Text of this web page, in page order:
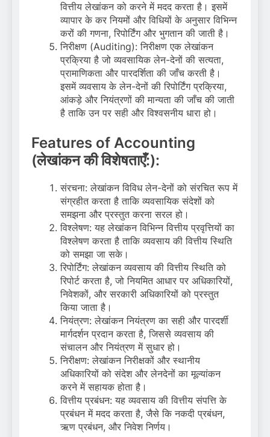
वित्तीय लेखांकन को करने में मदद करता है। इसमें
व्यापार के कर नियमों और विधियों के अनुसार विभिन्न
करों की गणना, रिपोर्टिंग और भुगतान की जाती है।
निरीक्षण (Auditing): निरीक्षण एक लेखांकन
प्रक्रिया है जो व्यवसायिक लेन-देनों की सत्यता,
प्रामाणिकता और पारदर्शिता की जाँच करती है।
इसमें व्यवसाय के लेन-देनों की रिपोर्टिंग प्रक्रिया,
आंकड़े और नियंत्रणों की मान्यता की जाँच की जाती
है ताकि उन पर सही और विश्वसनीय धारा हो।
Features of Accounting
(लेखांकन की विशेषताएँ:):
संरचना: लेखांकन विविध लेन-देनों को संरचित रूप में
संग्रहीत करता है ताकि व्यवसायिक संदेशों को
समझना और प्रस्तुत करना सरल हो।
विश्लेषण: यह लेखांकन विभिन्न वित्तीय प्रवृत्तियों का
विश्लेषण करता है ताकि व्यवसाय की वित्तीय स्थिति
को समझा जा सके।
रिपोर्टिंग: लेखांकन व्यवसाय की वित्तीय स्थिति को
रिपोर्ट करता है, जो नियमित आधार पर अधिकारियों,
निवेशकों, और सरकारी अधिकारियों को प्रस्तुत
किया जाता है।
नियंत्रण: लेखांकन नियंत्रण का सही और पारदर्शी
मार्गदर्शन प्रदान करता है, जिससे व्यवसाय की
संचालन और नियंत्रण में सुधार हो।
निरीक्षण: लेखांकन निरीक्षकों और स्थानीय
अधिकारियों को संदेश और लेनदेनों का मूल्यांकन
करने में सहायक होता है।
वित्तीय प्रबंधन: यह व्यवसाय की वित्तीय संपत्ति के
प्रबंधन में मदद करता है, जैसे कि नकदी प्रबंधन,
ऋण प्रबंधन, और निवेश निर्णय।